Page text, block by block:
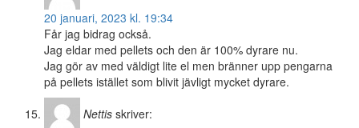
20 januari, 2023 kl. 19:34
Får jag bidrag också.
Jag eldar med pellets och den är 100% dyrare nu.
Jag gör av med väldigt lite el men bränner upp pengarna
på pellets istället som blivit jävligt mycket dyrare.
Nettis skriver: